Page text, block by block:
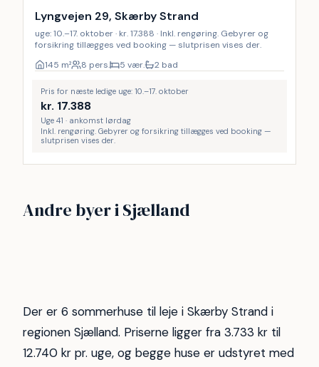
Lyngvejen 29, Skærby Strand
uge: 10.–17. oktober · kr. 17.388 · Inkl. rengøring. Gebyrer og
forsikring tillægges ved booking — slutprisen vises der.
145 m² 8 pers. 5 vær. 2 bad
Pris for næste ledige uge: 10.–17. oktober
kr. 17.388
Uge 41 · ankomst lørdag
Inkl. rengøring. Gebyrer og forsikring tillægges ved booking —
slutprisen vises der.
Andre byer i Sjælland
22 16
Frederiksværk Karrebæksminde
Tisvilde hegn
Nykøbing Sjælland
Der er 6 sommerhuse til leje i Skærby Strand i
regionen Sjælland. Priserne ligger fra 3.733 kr til
12.740 kr pr. uge, og begge huse er udstyret med